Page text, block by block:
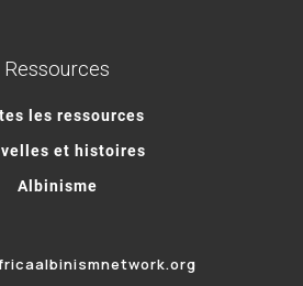
Ressources
les ressources
et histoires
Albinisme